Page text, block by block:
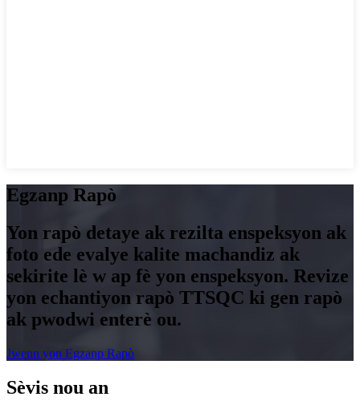
Egzanp Rapò
Yon rapò detaye ak rezilta enspeksyon ak
foto ede evalye kalite machandiz ak
sekirite lè w ap fè yon enspeksyon. Revize
yon echantiyon rapò TTSQC ki gen rapò
ak pwodwi enterè ou.
Jwenn yon Egzanp Rapò
Sèvis nou an